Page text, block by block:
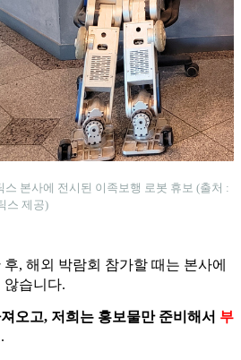
본사에 전시된 이족보행 로봇 휴보 (출처 :
스 제공)
, 해외 박람회 참가할 때는 본사에
않습니다.
오고, 저희는 홍보물만 준비해서 부